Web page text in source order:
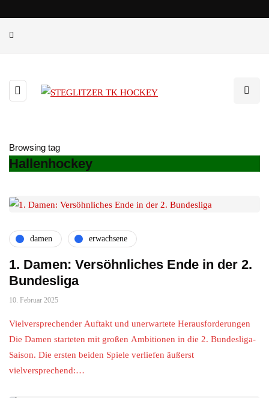
Browsing tag
Hallenhockey
damen erwachsene
1. Damen: Versöhnliches Ende in der 2.
Bundesliga
10. Februar 2025
Vielversprechender Auftakt und unerwartete Herausforderungen
Die Damen starteten mit großen Ambitionen in die 2. Bundesliga-
Saison. Die ersten beiden Spiele verliefen äußerst
vielversprechend:…